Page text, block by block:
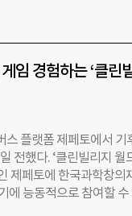
임 경험하는 ‘클린
플랫폼 제페토에서 기
전했다. ‘클린빌리지 월
제페토에 한국과학창의
에 능동적으로 참여할